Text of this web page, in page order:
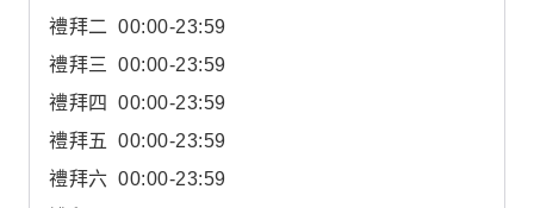
禮拜二 00:00-23:59
禮拜三
00:00-23:59
禮拜四
00:00-23:59
禮拜五
00:00-23:59
禮拜六 00:00-23:59